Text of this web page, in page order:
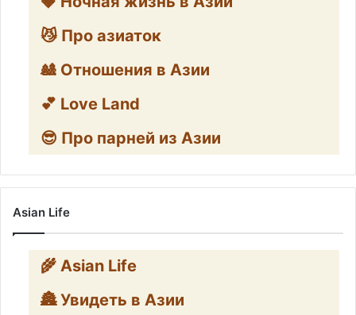
😼 Про азиаток
🎎 Отношения в Азии
💕 Love Land
😎 Про парней из Азии
Asian Life
🌾 Asian Life
🏯 Увидеть в Азии